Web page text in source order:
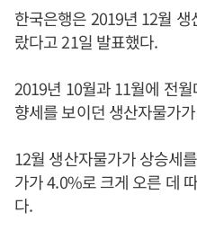
한국은행은 2019년 12월
랐다고 21일 발표했다.
2019년 10월과 11월에 전
향세를 보이던 생산자물가
12월 생산자물가가 상승세
가가 4.0%로 크게 오른 데
다.